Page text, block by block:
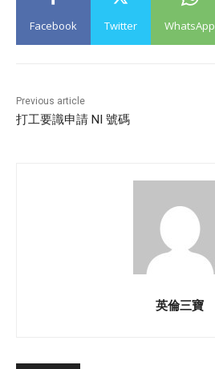
Facebook Twitter WhatsApp
Previous article
打工要識申請 NI 號碼
英倫三寶